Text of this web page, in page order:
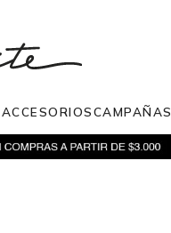
ACCESORIOSCAMPAÑAS